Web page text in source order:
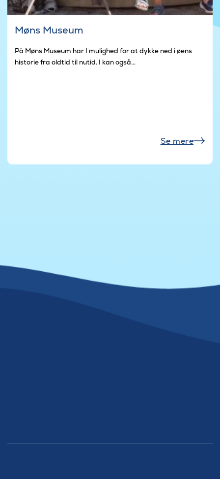
Møns Museum
På Møns Museum har I mulighed for at dykke ned i øens
historie fra oldtid til nutid. I kan også...
Se mere